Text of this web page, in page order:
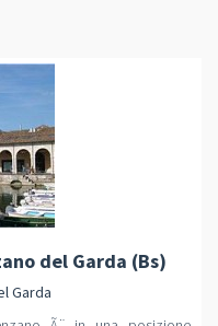
del Garda (Bs)
Garda